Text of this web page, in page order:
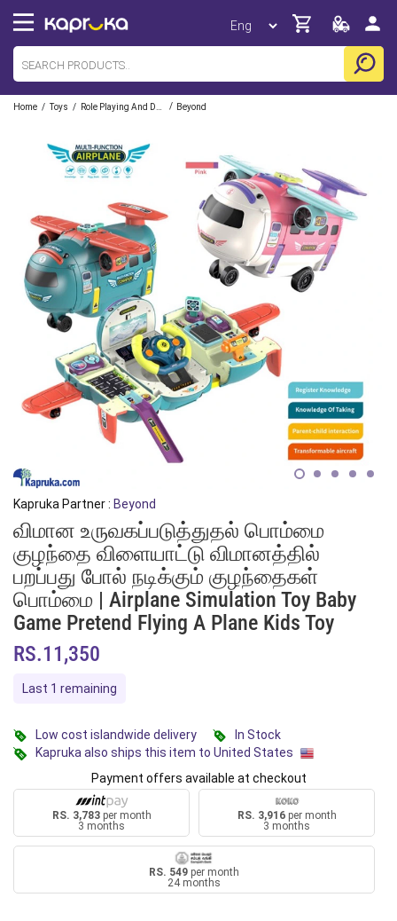
Home / Toys / / Beyond
Kapruka Partner : Beyond
விமான உருவகப்படுத்துதல் பொம்மை
குழந்தை விளையாட்டு விமானத்தில்
பறப்பது போல் நடிக்கும் குழந்தைகள்
பொம்மை | Airplane Simulation Toy Baby
Game Pretend Flying A Plane Kids Toy
RS.11,350
Last 1 remaining
Low cost islandwide delivery
In Stock
Kapruka also ships this item to United States
Payment offers available at checkout
RS. 3,783per month
3 months
RS. 3,916per month
3 months
RS. 549 per month
24 months